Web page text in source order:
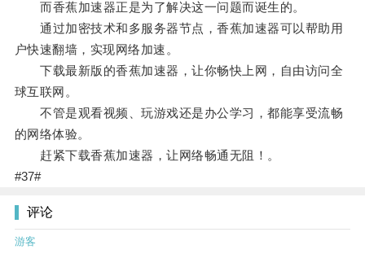
而香蕉加速器正是为了解决这一问题而诞生的。
通过加密技术和多服务器节点，香蕉加速器可以帮助用
户快速翻墙，实现网络加速。
下载最新版的香蕉加速器，让你畅快上网，自由访问全
球互联网。
不管是观看视频、玩游戏还是办公学习，都能享受流畅
的网络体验。
赶紧下载香蕉加速器，让网络畅通无阻！。
#37#
评论
游客